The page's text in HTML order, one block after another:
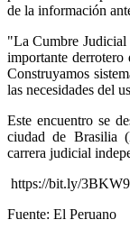
de la información
"La Cumbre Judicial
importante derrotero
Construyamos
las necesidades del
Este encuentro se
ciudad de Brasilia
carrera judicial
https://bit.ly/
Fuente: El Peruano